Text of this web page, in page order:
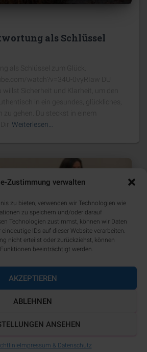
Zustimmung verwalten
zu bieten, verwenden wir Technologien wie
zu speichern und/oder darauf
Technologien zustimmst, können wir Daten
IDs auf dieser Website verarbeiten.
nicht erteilst oder zurückziehst, können
beeinträchtigt werden.
AKZEPTIEREN
ABLEHNEN
ANSEHEN
Impressum & Datenschutz
als Schlüssel
als Schlüssel zum Glück.
watch?v=34U-0vyRIaw DU
willst Sicherheit und Klarheit, um den
in ein gesundes, glückliches,
zu gehen. Du steckst in einem
Weiterlesen…
näher zu Dir selbst.